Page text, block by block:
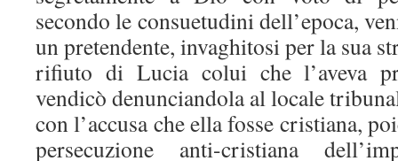
secondo le consuetudini dell’epoca,
un pretendente, invaghitosi per la sua
rifiuto di Lucia colui che l’aveva
vendicò denunciandola al locale
con l’accusa che ella fosse cristiana,
persecuzione anti-cristiana